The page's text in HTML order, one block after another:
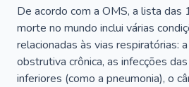
De acordo com a OMS, a lista das
morte no mundo inclui várias
relacionadas às vias respiratórias:
obstrutiva crônica, as infecções
inferiores (como a pneumonia), o